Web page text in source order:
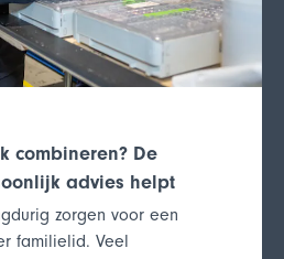
combineren? De
advies helpt
zorgen voor een
familielid. Veel